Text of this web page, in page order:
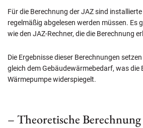
Für die Berechnung der JAZ sind
regelmäßig abgelesen werden müssen. Es
wie den JAZ-Rechner, die die Berechnung
Die Ergebnisse dieser Berechnungen
gleich dem Gebäudewärmebedarf, was die
Wärmepumpe widerspiegelt.
– Theoretische